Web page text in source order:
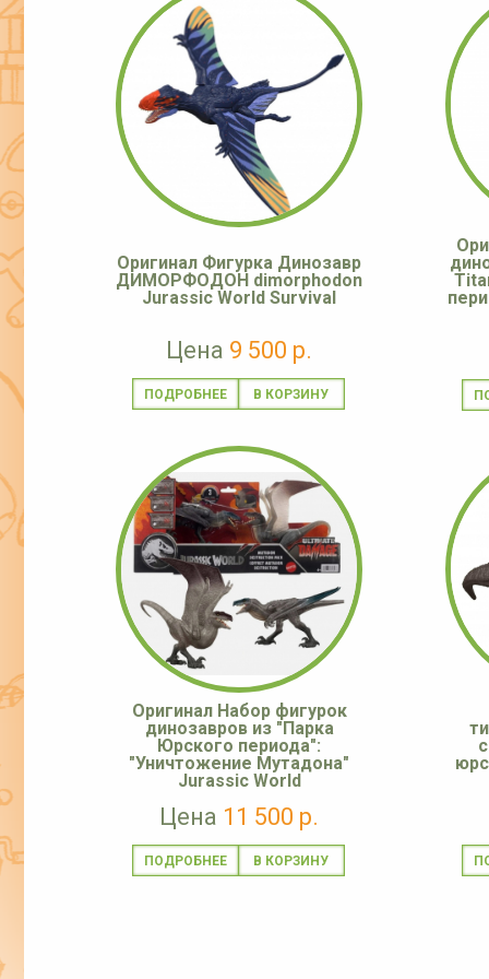
Оригинал Фигурка Динозавр
ДИМОРФОДОН dimorphodon
Jurassic World Survival
Цена 9 500 р.
ПОДРОБНЕЕ
Оригинал Набор фигурок
динозавров из "Парка
Юрского периода":
"Уничтожение Мутадона"
Jurassic World
Цена 11 500 р.
ПОДРОБНЕЕ